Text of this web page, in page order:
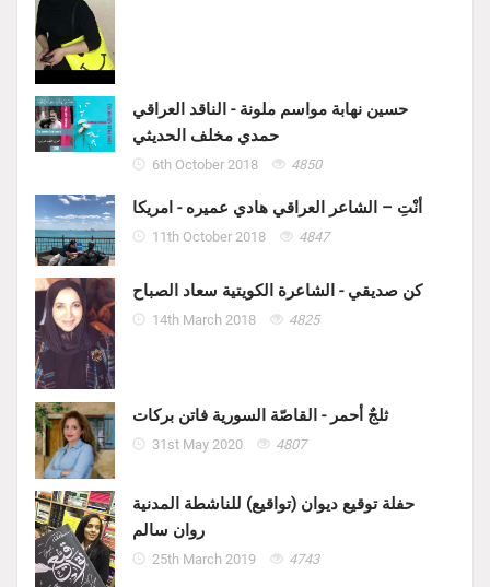
حسين نهابة مواسم ملونة - الناقد العراقي
حمدي مخلف الحديثي
6th October 2018 4850
أنْتِ – الشاعر العراقي هادي عميره - امريكا
11th October 2018 4847
كن صديقي - الشاعرة الكويتية سعاد الصباح
14th March 2018 4825
ثلجٌ أحمر - القاصّة السورية فاتن بركات
31st May 2020 4807
حفلة توقيع ديوان (تواقيع) للناشطة المدنية
روان سالم
25th March 2019 4743